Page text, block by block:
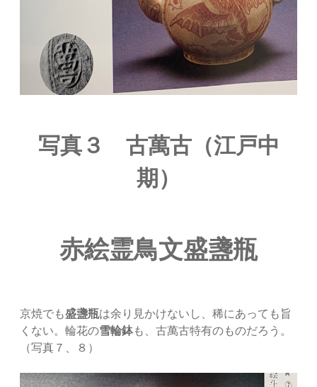
写真３ 古萬古（江戸中
期）
赤絵霊鳥文盛盞瓶
京焼でも盛盞瓶は余り見かけないし、稀にあっても旨
くない。輪花の雪輪鉢も、古萬古特有のものだろう。
（写真７、８）